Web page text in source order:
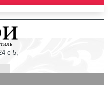
с 5,